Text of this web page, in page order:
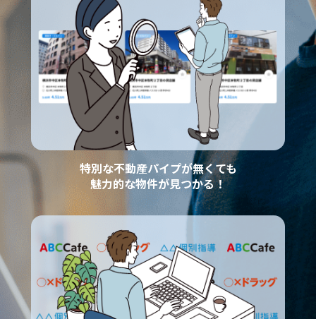
特別な不動産パイプが無くても
魅力的な物件が見つかる！